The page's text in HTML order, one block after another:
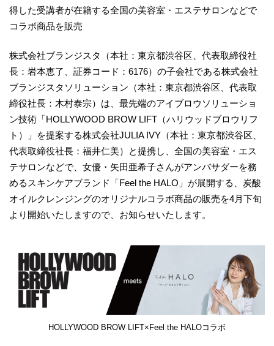
得した受講者が在籍する全国の美容室・エステサロンなどで
コラボ商品を販売
株式会社ブランジスタ（本社：東京都渋谷区、代表取締役社
長：岩本恵了、証券コード：6176）の子会社である株式会社
ブランジスタソリューション（本社：東京都渋谷区、代表取
締役社長：木村泰宗）は、最先端のアイブロウソリューショ
ン技術「HOLLYWOOD BROW LIFT（ハリウッドブロウリフ
ト）」を提案する株式会社JULIA IVY（本社：東京都渋谷区、
代表取締役社長：福井仁美）と提携し、全国の美容室・エス
テサロンなどで、女優・矢田亜希子さんがアンバサダーを務
めるスキンケアブランド「Feel the HALO」が展開する、炭酸
オイルクレンジングのオリジナルコラボ商品の販売を4月下旬
より開始いたしますので、お知らせいたします。
HOLLYWOOD BROW LIFT×Feel the HALOコラボ